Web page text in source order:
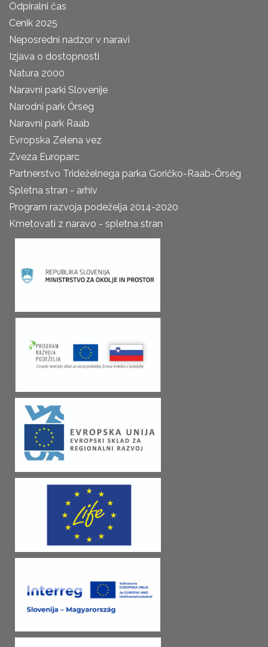
Odpiralni čas
Cenik 2025
Neposredni nadzor v naravi
Izjava o dostopnosti
Natura 2000
Naravni parki Slovenije
Narodni park Őrseg
Naravni park Raab
Evropska Zelena vez
Zveza Europarc
Partnerstvo Trideželnega parka Goričko-Raab-Őrség
Spletna stran - arhiv
Program razvoja podeželja 2014-2020
Kmetovati z naravo - spletna stran